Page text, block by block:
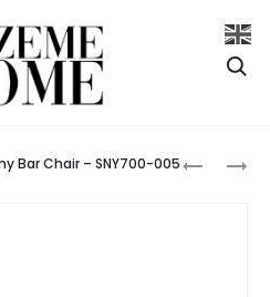
SUNNY
Bar Chair – SNY700-005